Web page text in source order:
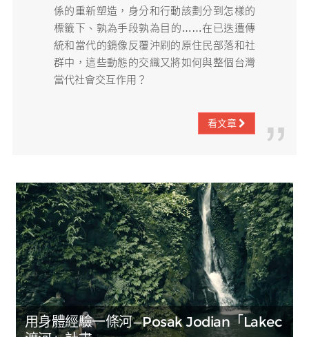
係的重新塑造，身分和行動該劃分到怎樣的
標籤下、孰為手段孰為目的……在已迭遭傳
統和當代的鏡像反覆沖刷的原住民部落和社
群中，這些動態的交織又將如何與整個台灣
當代社會交互作用？
看文章
用身體經驗一條河—Posak Jodian「Lakec